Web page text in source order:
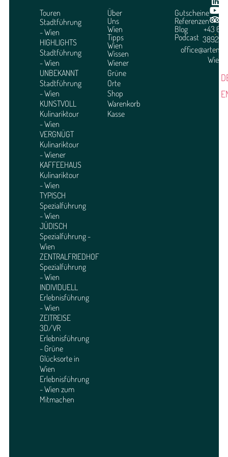
Touren
Stadtführung
- Wien
HIGHLIGHTS
Stadtführung
- Wien
UNBEKANNT
Stadtführung
- Wien
KUNSTVOLL
Kulinariktour
- Wien
VERGNÜGT
Kulinariktour
- Wiener
KAFFEEHAUS
Kulinariktour
- Wien
TYPISCH
Spezialführung
- Wien
JÜDISCH
Spezialführung -
Wien
ZENTRALFRIEDHOF
Spezialführung
- Wien
INDIVIDUELL
Erlebnisführung
- Wien
ZEITREISE
3D/VR
Erlebnisführung
- Grüne
Glücksorte in
Wien
Erlebnisführung
- Wien zum
Mitmachen
Über
Uns
Wien
Tipps
Wien
Wissen
Wiener
Grüne
Orte
Shop
Warenkorb
Kasse
Gutscheine
Referenzen
Blog
Podcast
+43 664
3892951
Wien